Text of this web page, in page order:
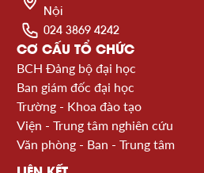
Nội
024 3869 4242
CƠ CẤU TỔ CHỨC
BCH Đảng bộ đại học
Ban giám đốc đại học
Trường - Khoa đào tạo
Viện - Trung tâm nghiên cứu
Văn phòng - Ban - Trung tâm